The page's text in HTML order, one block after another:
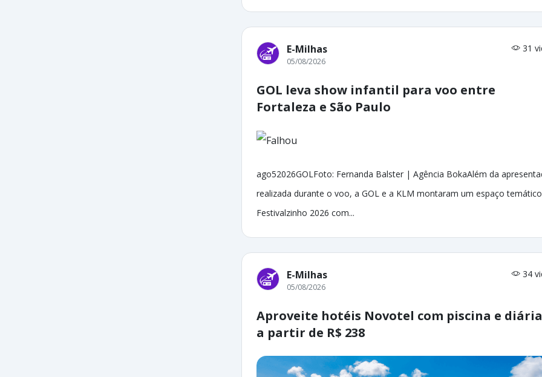
E-Milhas 31
05/08/2026
GOL leva show infantil para voo entre
Fortaleza e São Paulo
ago52026GOLFoto: Fernanda Balster | Agência BokaAlém da
realizada durante o voo, a GOL e a KLM montaram um espaço
Festivalzinho 2026 com...
E-Milhas 34
05/08/2026
Aproveite hotéis Novotel com piscina e
a partir de R$ 238